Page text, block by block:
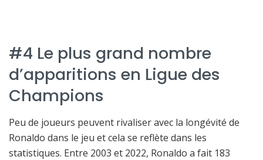
#4 Le plus grand nombre
d’apparitions en Ligue des
Champions
Peu de joueurs peuvent rivaliser avec la longévité de
Ronaldo dans le jeu et cela se reflète dans les
statistiques. Entre 2003 et 2022, Ronaldo a fait 183